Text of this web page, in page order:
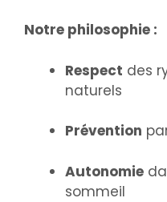
Notre philosophie :
Respect des
naturels
Prévention
Autonomie
sommeil